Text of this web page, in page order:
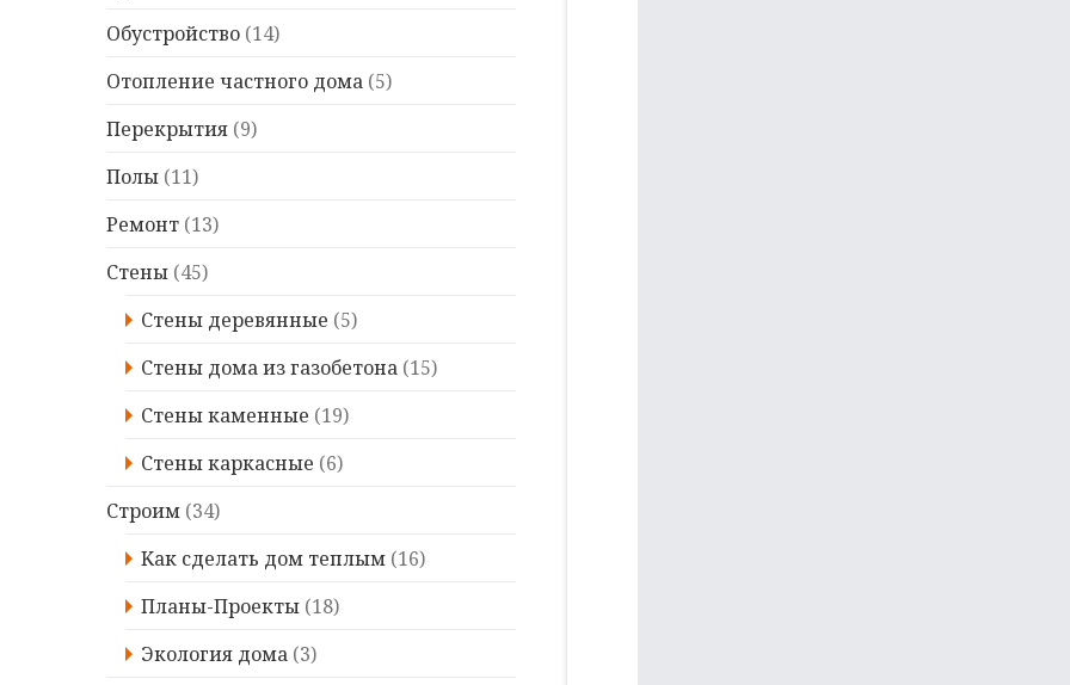
Обустройство (14)
Отопление частного дома (5)
Перекрытия (9)
Полы (11)
Ремонт (13)
Стены (45)
Стены деревянные (5)
Стены дома из газобетона (15)
Стены каменные (19)
Стены каркасные (6)
Строим (34)
Kaк сделать дом теплым (16)
Планы-Проекты (18)
Экология дома (3)